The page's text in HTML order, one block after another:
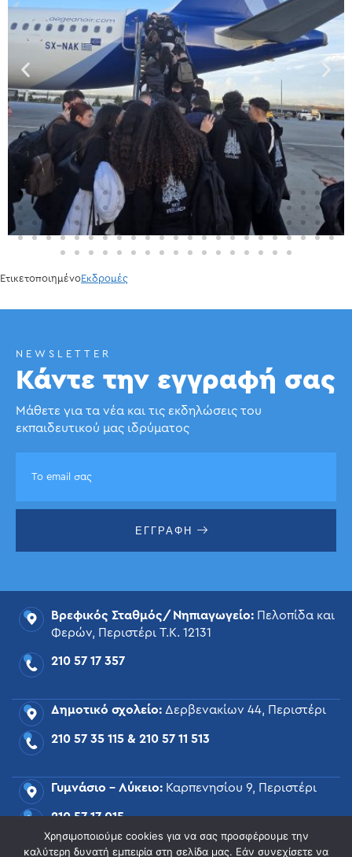
ΕτικετοποιημένοΕκδρομές
NEWSLETTER
Κάντε την εγγραφή σας
Μάθετε για τα νέα και τις εκδηλώσεις του
εκπαιδευτικού μας ιδρύματος
ΕΓΓΡΑΦΗ
Βρεφικός Σταθμός/Νηπιαγωγείο: Πελοπίδα και
Φερών, Περιστέρι Τ.Κ. 12131
210 57 17 357
Δημοτικό σχολείο:Δερβενακίων 44, Περιστέρι
210 57 35 115 &210 57 11 513
Γυμνάσιο – Λύκειο: Καρπενησίου 9, Περιστέρι
210 57 17 015
Χρησιμοποιούμε cookies για να σας προσφέρουμε την
καλύτερη δυνατή εμπειρία στη σελίδα μας. Εάν συνεχίσετε να